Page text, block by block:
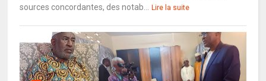
sources concordantes, des notab...
Lire la suite